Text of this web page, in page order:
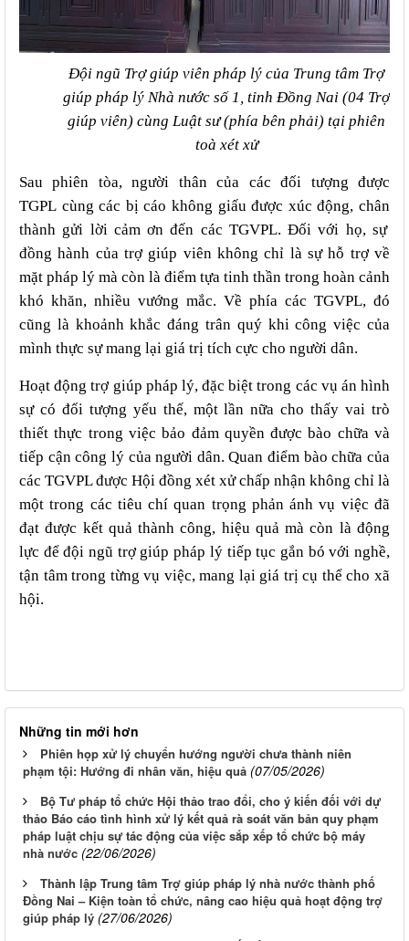
Đội ngũ Trợ giúp viên pháp lý của Trung tâm Trợ
giúp pháp lý Nhà nước số 1, tỉnh Đồng Nai (04 Trợ
giúp viên) cùng Luật sư (phía bên phải) tại phiên
toà xét xử
Sau phiên tòa, người thân của các đối tượng được
TGPL cùng các bị cáokhông giấu được xúc động, chân
thành gửi lời cảm ơn đến các TGVPL. Đối với họ, sự
đồng hành của trợ giúp viên không chỉ làsựhỗ trợ về
mặt pháp lý mà còn là điểm tựa tinh thần trong hoàn cảnh
khó khăn, nhiều vướng mắc. Về phía các TGVPL, đó
cũng là khoảnh khắc đáng trân quý khi công việc của
mình thực sự mang lại giá trị tích cực cho người dân.
Hoạt động trợ giúp pháp lý, đặc biệt trong các vụ án hình
sự có đối tượng yếu thế, một lần nữa cho thấy vai trò
thiết thực trong việc bảo đảm quyền được bào chữa và
tiếp cận công lý của người dân. Quan điểm bào chữa của
các TGVPL được Hội đồng xét xử chấp nhận không chỉ là
một trong các tiêu chí quan trọng phản ánh vụ việc đã
đạt được kết quả thành công, hiệu quảmà còn là động
lực để đội ngũ trợ giúp pháp lý tiếp tục gắn bó với nghề,
tận tâm trong từng vụ việc, mang lại giá trị cụ thể cho xã
hội.
Những tin mới hơn
Phiên họp xử lý chuyển hướng người chưa thành niên
phạm tội: Hướng đi nhân văn, hiệu quả (07/05/2026)
Bộ Tư pháp tổ chức Hội thảo trao đổi, cho ý kiến đối với dự
thảo Báo cáo tình hình xử lý kết quả rà soát văn bản quy phạm
pháp luật chịu sự tác động của việc sắp xếp tổ chức bộ máy
nhà nước (22/06/2026)
Thành lập Trung tâm Trợ giúp pháp lý nhà nước thành phố
Đồng Nai – Kiện toàn tổ chức, nâng cao hiệu quả hoạt động trợ
giúp pháp lý (27/06/2026)